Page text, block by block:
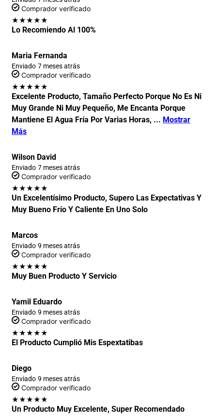
★★★★★
Comprador verificado
Lo Recomiendo Al 100%
★★★★★
Comprador verificado
Enviado 7 meses atrás
Maria Fernanda
Excelente Producto, Tamaño Perfecto Porque No Es Ni
Muy Grande Ni Muy Pequeño, Me Encanta Porque
Mantiene El Agua Fría Por Varias Horas, ... Mostrar
Más
★★★★★
Comprador verificado
Enviado 7 meses atrás
Wilson David
Un Excelentísimo Producto, Supero Las Expectativas Y
Muy Bueno Frío Y Caliente En Uno Solo
★★★★★
Comprador verificado
Enviado 9 meses atrás
Marcos
Muy Buen Producto Y Servicio
★★★★★
Comprador verificado
Enviado 9 meses atrás
Yamil Eduardo
El Producto Cumplió Mis Espextatibas
★★★★★
Comprador verificado
Enviado 9 meses atrás
Diego
Un Producto Muy Excelente, Super Recomendado